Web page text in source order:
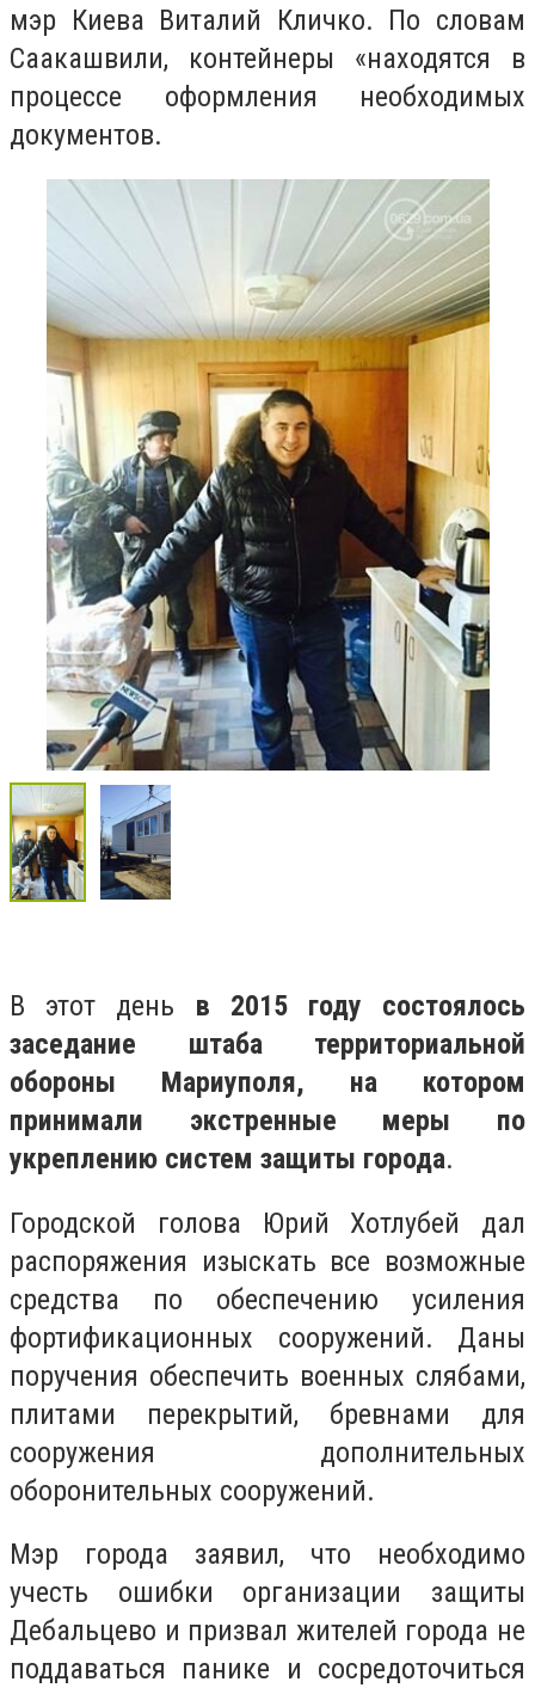
мэр Киева Виталий Кличко. По словам
Саакашвили, контейнеры «находятся в
процессе оформления необходимых
документов.
В этот день в 2015 году состоялось
заседание штаба территориальной
обороны Мариуполя, на котором
принимали экстренные меры по
укреплению систем защиты города.
Городской голова Юрий Хотлубей дал
распоряжения изыскать все возможные
средства по обеспечению усиления
фортификационных сооружений. Даны
поручения обеспечить военных слябами,
плитами перекрытий, бревнами для
сооружения дополнительных
оборонительных сооружений.
Мэр города заявил, что необходимо
учесть ошибки организации защиты
Дебальцево и призвал жителей города не
поддаваться панике и сосредоточиться